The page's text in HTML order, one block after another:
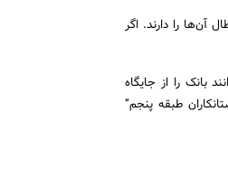
آن‌ها را دارند. اگر
بانک را از جایگاه
طبقه پنجم”